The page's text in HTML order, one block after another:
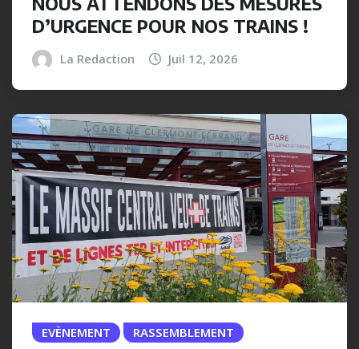
D’URGENCE POUR NOS TRAINS !
La Redaction Juil 12, 2026
EVÈNEMENT RASSEMBLEMENT